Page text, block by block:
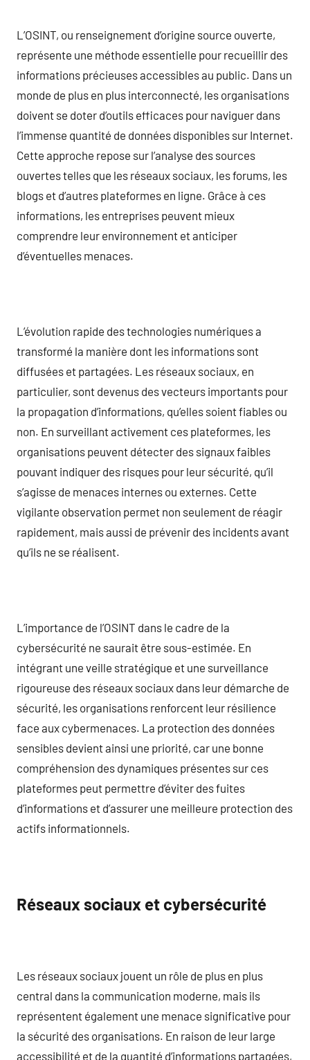
L’OSINT, ou renseignement d’origine source ouverte,
représente une méthode essentielle pour recueillir des
informations précieuses accessibles au public. Dans un
monde de plus en plus interconnecté, les organisations
doivent se doter d’outils efficaces pour naviguer dans
l’immense quantité de données disponibles sur Internet.
Cette approche repose sur l’analyse des sources
ouvertes telles que les réseaux sociaux, les forums, les
blogs et d’autres plateformes en ligne. Grâce à ces
informations, les entreprises peuvent mieux
comprendre leur environnement et anticiper
d’éventuelles menaces.
L’évolution rapide des technologies numériques a
transformé la manière dont les informations sont
diffusées et partagées. Les réseaux sociaux, en
particulier, sont devenus des vecteurs importants pour
la propagation d’informations, qu’elles soient fiables ou
non. En surveillant activement ces plateformes, les
organisations peuvent détecter des signaux faibles
pouvant indiquer des risques pour leur sécurité, qu’il
s’agisse de menaces internes ou externes. Cette
vigilante observation permet non seulement de réagir
rapidement, mais aussi de prévenir des incidents avant
qu’ils ne se réalisent.
L’importance de l’OSINT dans le cadre de la
cybersécurité ne saurait être sous-estimée. En
intégrant une veille stratégique et une surveillance
rigoureuse des réseaux sociaux dans leur démarche de
sécurité, les organisations renforcent leur résilience
face aux cybermenaces. La protection des données
sensibles devient ainsi une priorité, car une bonne
compréhension des dynamiques présentes sur ces
plateformes peut permettre d’éviter des fuites
d’informations et d’assurer une meilleure protection des
actifs informationnels.
Réseaux sociaux et cybersécurité
Les réseaux sociaux jouent un rôle de plus en plus
central dans la communication moderne, mais ils
représentent également une menace significative pour
la sécurité des organisations. En raison de leur large
accessibilité et de la quantité d’informations partagées,